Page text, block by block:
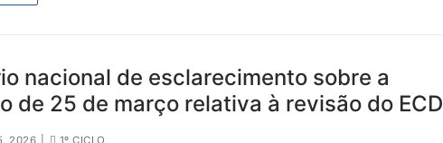
IPSS / MISERICÓRDIAS
nacional de esclarecimento sobre a
de 25 de março relativa à revisão do ECD
2026 1º CICLO